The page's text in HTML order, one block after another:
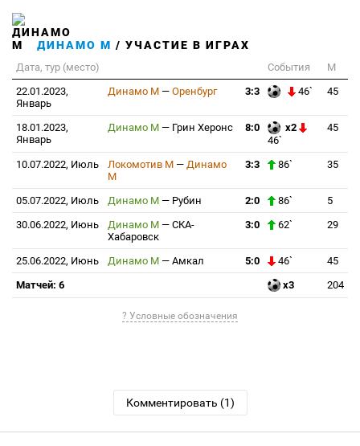
ДИНАМО М / УЧАСТИЕ В ИГРАХ
Дата, тур (место) События
М
22.01.2023,
Январь
Динамо М — Оренбург 3:3 46` 45
18.01.2023,
Январь
Динамо М — Грин Херонс 8:0
x2
46`
45
10.07.2022, Июль Локомотив М — Динамо
М
3:3 86` 35
05.07.2022, Июль Динамо М — Рубин 2:0 86`
5
30.06.2022, Июнь
Динамо М — СКА-
Хабаровск
3:0 62` 29
25.06.2022, Июнь Динамо М — Амкал 5:0 46`
45
Матчей: 6
x3 204
? Условные обозначения
Комментировать (1)